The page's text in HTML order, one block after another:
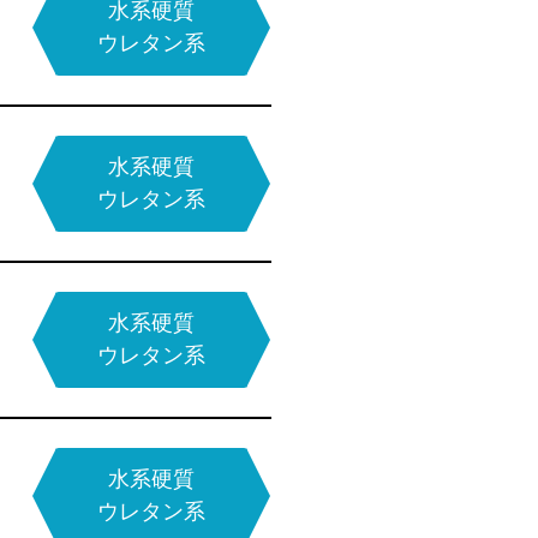
タイプ
弾性ウレタン系
無溶剤型
エポキシ系
無溶剤型
エポキシ系
無溶剤型
エポキシ系
アクリル
ウレタン系
エポキシ系
硬質ウレタン系
アクリル系
水系硬質
ウレタン系
水系硬質
ウレタン系
水系硬質
ウレタン系
水系硬質
ウレタン系